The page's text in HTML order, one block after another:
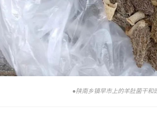
●陕南乡镇早市上的羊肚菌干和